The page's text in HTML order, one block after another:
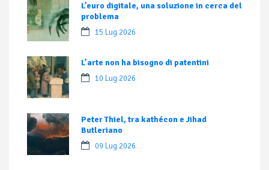
L’euro digitale, una soluzione in cerca del
problema
15 Lug 2026
L’arte non ha bisogno di patentini
10 Lug 2026
Peter Thiel, tra kathécon e Jihad
Butleriano
09 Lug 2026